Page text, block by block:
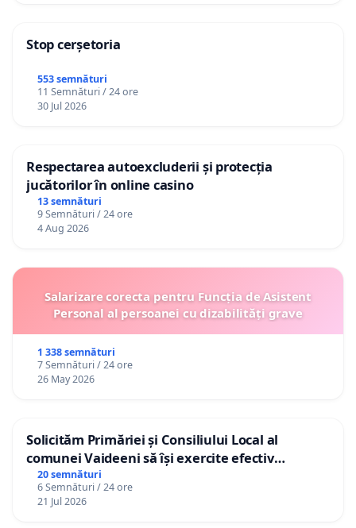
Stop cerșetoria
553 semnături
11 Semnături / 24 ore
30 Jul 2026
Respectarea autoexcluderii și protecția
jucătorilor în online casino
13 semnături
9 Semnături / 24 ore
4 Aug 2026
Salarizare corecta pentru Funcția de Asistent
Personal al persoanei cu dizabilități grave
1 338 semnături
7 Semnături / 24 ore
26 May 2026
Solicităm Primăriei și Consiliului Local al
comunei Vaideeni să își exercite efectiv
atribuțiile legale și să reprezinte interesele
cetățenilor în raport cu APAVIL S.A, operatorul
serviciului de apă!
20 semnături
6 Semnături / 24 ore
21 Jul 2026